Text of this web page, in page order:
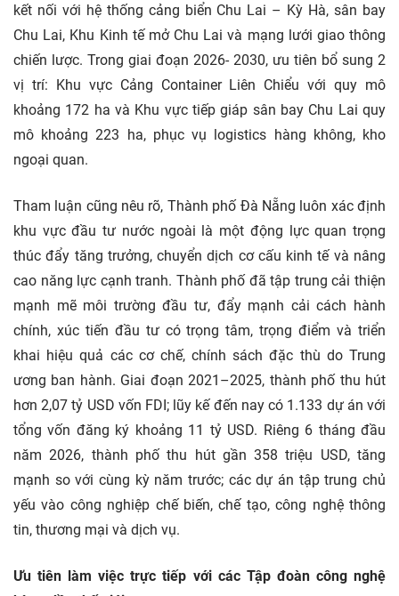
kết nối với hệ thống cảng biển Chu Lai – Kỳ Hà, sân bay
Chu Lai, Khu Kinh tế mở Chu Lai và mạng lưới giao thông
chiến lược. Trong giai đoạn 2026- 2030, ưu tiên bổ sung 2
vị trí: Khu vực Cảng Container Liên Chiểu với quy mô
khoảng 172 ha và Khu vực tiếp giáp sân bay Chu Lai quy
mô khoảng 223 ha, phục vụ logistics hàng không, kho
ngoại quan.
Tham luận cũng nêu rõ, Thành phố Đà Nẵng luôn xác định
khu vực đầu tư nước ngoài là một động lực quan trọng
thúc đẩy tăng trưởng, chuyển dịch cơ cấu kinh tế và nâng
cao năng lực cạnh tranh. Thành phố đã tập trung cải thiện
mạnh mẽ môi trường đầu tư, đẩy mạnh cải cách hành
chính, xúc tiến đầu tư có trọng tâm, trọng điểm và triển
khai hiệu quả các cơ chế, chính sách đặc thù do Trung
ương ban hành. Giai đoạn 2021–2025, thành phố thu hút
hơn 2,07 tỷ USD vốn FDI; lũy kế đến nay có 1.133 dự án với
tổng vốn đăng ký khoảng 11 tỷ USD. Riêng 6 tháng đầu
năm 2026, thành phố thu hút gần 358 triệu USD, tăng
mạnh so với cùng kỳ năm trước; các dự án tập trung chủ
yếu vào công nghiệp chế biến, chế tạo, công nghệ thông
tin, thương mại và dịch vụ.
Ưu tiên làm việc trực tiếp với các Tập đoàn công nghệ